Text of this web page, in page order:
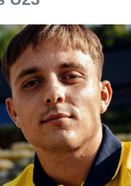
Saint-Gilloise